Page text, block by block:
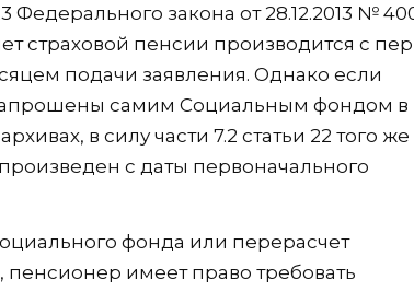
Федерального закона от 28.12.2013 №
страховой пенсии производится с
подачи заявления. Однако если
самим Социальным фондом в
в силу части 7.2 статьи 22 того же
с даты первоначального
фонда или перерасчет
имеет право требовать